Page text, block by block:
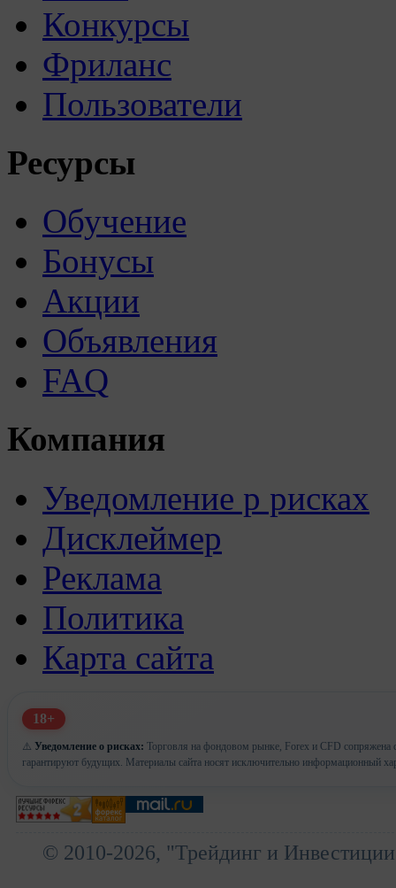
Конкурсы
Фриланс
Пользователи
Ресурсы
Обучение
Бонусы
Акции
Объявления
FAQ
Компания
Уведомление р рисках
Дисклеймер
Реклама
Политика
Карта сайта
18+
⚠️ Уведомление о рисках: Торговля на фондовом рынке, Forex и CFD сопряжена
гарантируют будущих. Материалы сайта носят исключительно информационный
© 2010-2026, "Трейдинг и